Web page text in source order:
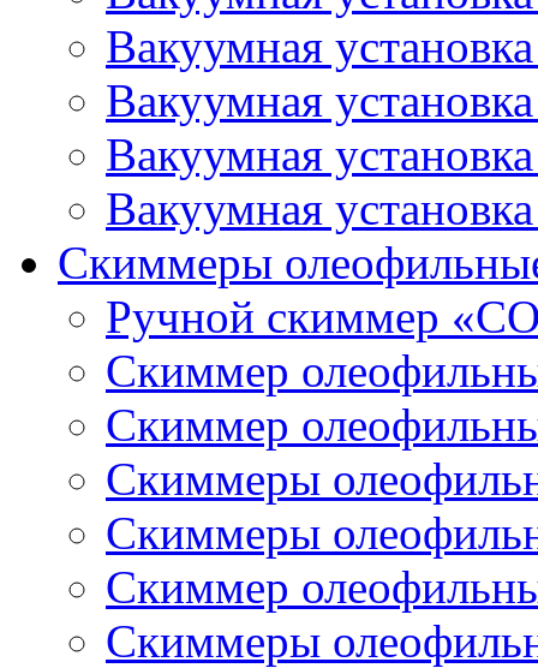
Вакуумная
Вакуумная
Вакуумная
Вакуумная
Скиммеры
Ручной скиммер
Скиммер
Скиммер
Скиммеры
Скиммеры
Скиммер
Скиммеры